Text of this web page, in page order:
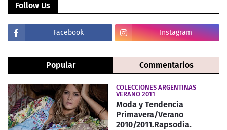
Follow Us
Facebook Instagram
Popular Commentarios
COLECCIONES ARGENTINAS
VERANO 2011
Moda y Tendencia
Primavera/Verano
2010/2011.Rapsodia.